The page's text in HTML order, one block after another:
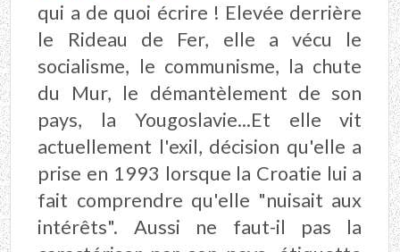
qui a de quoi écrire ! Elevée derrière
le Rideau de Fer, elle a vécu le
socialisme, le communisme, la chute
du Mur, le démantèlement de son
pays, la Yougoslavie...Et elle vit
actuellement l'exil, décision qu'elle a
prise en 1993 lorsque la Croatie lui a
fait comprendre qu'elle "nuisait aux
intérêts". Aussi ne faut-il pas la